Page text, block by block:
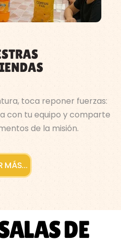
toca reponer fuerzas:
con tu equipo y comparte
de la misión.
MÁS...
DE